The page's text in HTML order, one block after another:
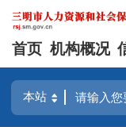
首页 机构概况